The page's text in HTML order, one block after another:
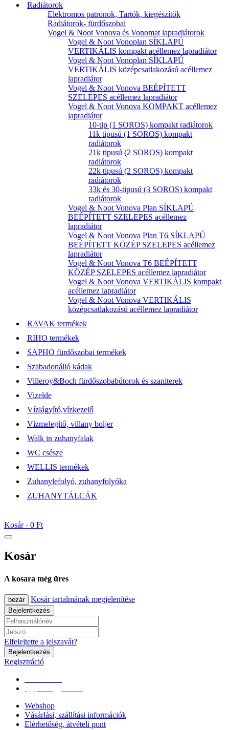
Radiátorok
Elektromos patronok, Tartók, kiegészítők
Radiátorok- fürdőszobai
Vogel & Noot Vonova és Vonomat lapradiátorok
Vogel & Noot Vonoplan SÍKLAPÚ
VERTIKÁLIS kompakt acéllemez lapradiátor
Vogel & Noot Vonoplan SÍKLAPÚ
VERTIKÁLIS középcsatlakozású acéllemez
lapradiátor
Vogel & Noot Vonova BEÉPÍTETT
SZELEPES acéllemez lapradiátor
Vogel & Noot Vonova KOMPAKT acéllemez
lapradiátor
10-tip (1 SOROS) kompakt radiátorok
11k tipusú (1 SOROS) kompakt
radiátorok
21k tipusú (2 SOROS) kompakt
radiátorok
22k tipusú (2 SOROS) kompakt
radiátorok
33k és 30-tipusú (3 SOROS) kompakt
radiátorok
Vogel & Noot Vonova Plan SÍKLAPÚ
BEÉPÍTETT SZELEPES acéllemez
lapradiátor
Vogel & Noot Vonova Plan T6 SÍKLAPÚ
BEÉPÍTETT KÖZÉP SZELEPES acéllemez
lapradiátor
Vogel & Noot Vonova T6 BEÉPÍTETT
KÖZÉP SZELEPES acéllemez lapradiátor
Vogel & Noot Vonova VERTIKÁLIS kompakt
acéllemez lapradiátor
Vogel & Noot Vonova VERTIKÁLIS
középcsatlakozású acéllemez lapradiátor
RAVAK termékek
RIHO termékek
SAPHO fürdőszobai termékek
Szabadonálló kádak
Villeroy&Boch fürdőszobabútorok és szaniterek
Vizelde
Vízlágyító,vízkezelő
Vízmelegítő, villany boljer
Walk in zuhanyfalak
WC csésze
WELLIS termékek
Zuhanylefolyó, zuhanyfolyóka
ZUHANYTÁLCÁK
Kosár - 0 Ft
Kosár
A kosara még üres
bezár Kosár tartalmának megjelenítése
Bejelentkezés
Elfelejtette a jelszavát?
Bejelentkezés
Regisztráció
Webshop
Vásárlási, szállítási információk
Elérhetőség, átvételi pont